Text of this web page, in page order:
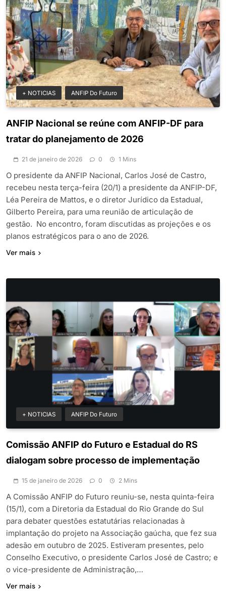
+ NOTICIAS ANFIP Do Futuro
ANFIP Nacional se reúne com ANFIP-DF para
tratar do planejamento de 2026
21 de janeiro de 2026 0 1 Mins
O presidente da ANFIP Nacional, Carlos José de Castro,
recebeu nesta terça-feira (20/1) a presidente da ANFIP-DF,
Léa Pereira de Mattos, e o diretor Jurídico da Estadual,
Gilberto Pereira, para uma reunião de articulação de
gestão. No encontro, foram discutidas as projeções e os
planos estratégicos para o ano de 2026.
Ver mais
+ NOTICIAS ANFIP Do Futuro
Comissão ANFIP do Futuro e Estadual do RS
dialogam sobre processo de implementação
15 de janeiro de 2026 0 2 Mins
A Comissão ANFIP do Futuro reuniu-se, nesta quinta-feira
(15/1), com a Diretoria da Estadual do Rio Grande do Sul
para debater questões estatutárias relacionadas à
implantação do projeto na Associação gaúcha, que fez sua
adesão em outubro de 2025. Estiveram presentes, pelo
Conselho Executivo, o presidente Carlos José de Castro; e
o vice-presidente de Administração,…
Ver mais